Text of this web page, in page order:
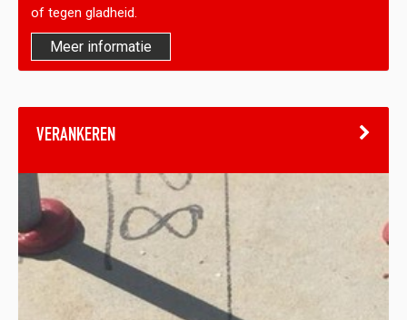
of tegen gladheid.
Meer informatie
VERANKEREN